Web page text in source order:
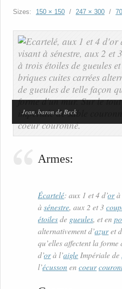
Sizes: 150 × 150 / 247 × 300 /
Jean, baron de Beck
Armes:
Écartelé: aux 1 et 4 d’orà
à sénestre, aux 2 et 3
étoilesde gueules, et en
alternativement d’azuret
qu’elles affectent la
d’orà l’aigleImpériale de
l’écusson en coeur